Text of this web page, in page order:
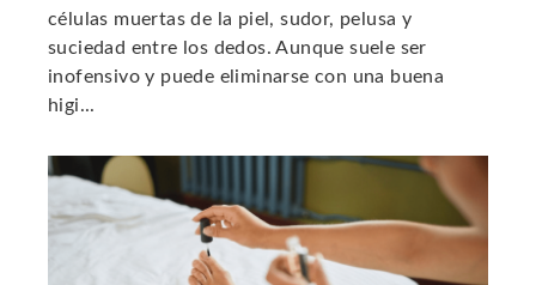
células muertas de la piel, sudor, pelusa y
suciedad entre los dedos. Aunque suele ser
inofensivo y puede eliminarse con una buena
higi...